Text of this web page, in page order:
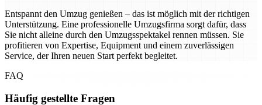
Entspannt den Umzug genießen – das ist möglich mit der richtigen
Unterstützung. Eine professionelle Umzugsfirma sorgt dafür, dass
Sie nicht alleine durch den Umzugsspektakel rennen müssen. Sie
profitieren von Expertise, Equipment und einem zuverlässigen
Service, der Ihren neuen Start perfekt begleitet.
FAQ
Häufig gestellte Fragen